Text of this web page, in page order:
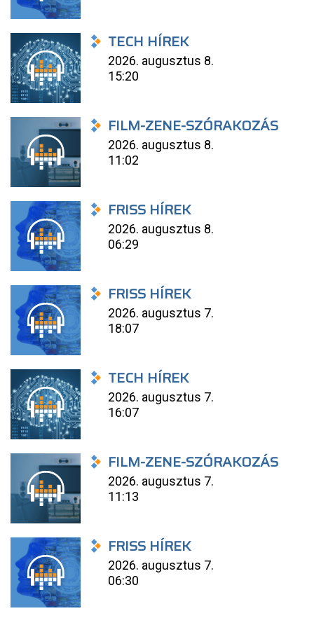
TECH HÍREK
2026. augusztus 8.
15:20
FILM-ZENE-SZÓRAKOZÁS
2026. augusztus 8.
11:02
FRISS HÍREK
2026. augusztus 8.
06:29
FRISS HÍREK
2026. augusztus 7.
18:07
TECH HÍREK
2026. augusztus 7.
16:07
FILM-ZENE-SZÓRAKOZÁS
2026. augusztus 7.
11:13
FRISS HÍREK
2026. augusztus 7.
06:30